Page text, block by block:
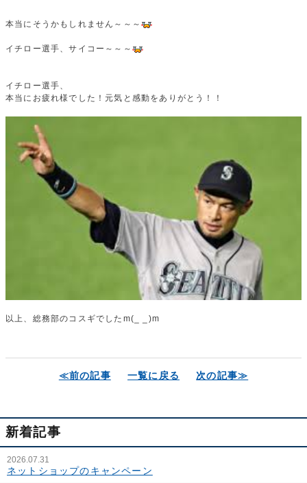
本当にそうかもしれません～～～
イチロー選手、サイコー～～～
イチロー選手、
本当にお疲れ様でした！元気と感動をありがとう！！
以上、総務部のコスギでしたm(_ _)m
≪前の記事 一覧に戻る 次の記事≫
新着記事
2026.07.31
ネットショップのキャンペーン